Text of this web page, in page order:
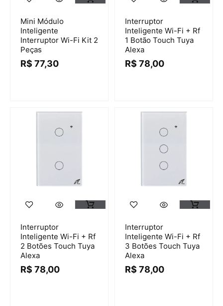
Mini Módulo
Inteligente
Interruptor Wi-Fi Kit 2
Peças
R$ 77,30
Interruptor
Inteligente Wi-Fi + Rf
1 Botão Touch Tuya
Alexa
R$ 78,00
Interruptor
Inteligente Wi-Fi + Rf
2 Botões Touch Tuya
Alexa
R$ 78,00
Interruptor
Inteligente Wi-Fi + Rf
3 Botões Touch Tuya
Alexa
R$ 78,00